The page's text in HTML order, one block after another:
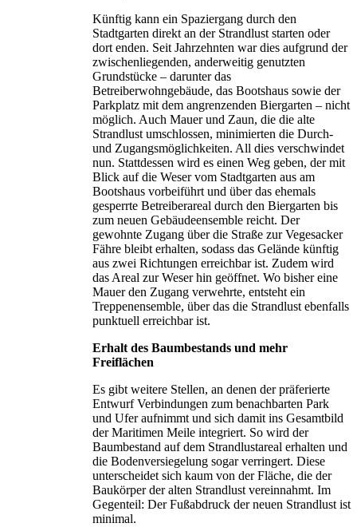
Künftig kann ein Spaziergang durch den
Stadtgarten direkt an der Strandlust starten oder
dort enden. Seit Jahrzehnten war dies aufgrund der
zwischenliegenden, anderweitig genutzten
Grundstücke – darunter das
Betreiberwohngebäude, das Bootshaus sowie der
Parkplatz mit dem angrenzenden Biergarten – nicht
möglich. Auch Mauer und Zaun, die die alte
Strandlust umschlossen, minimierten die Durch-
und Zugangsmöglichkeiten. All dies verschwindet
nun. Stattdessen wird es einen Weg geben, der mit
Blick auf die Weser vom Stadtgarten aus am
Bootshaus vorbeiführt und über das ehemals
gesperrte Betreiberareal durch den Biergarten bis
zum neuen Gebäudeensemble reicht. Der
gewohnte Zugang über die Straße zur Vegesacker
Fähre bleibt erhalten, sodass das Gelände künftig
aus zwei Richtungen erreichbar ist. Zudem wird
das Areal zur Weser hin geöffnet. Wo bisher eine
Mauer den Zugang verwehrte, entsteht ein
Treppenensemble, über das die Strandlust ebenfalls
punktuell erreichbar ist.
Erhalt des Baumbestands und mehr
Freiflächen
Es gibt weitere Stellen, an denen der präferierte
Entwurf Verbindungen zum benachbarten Park
und Ufer aufnimmt und sich damit ins Gesamtbild
der Maritimen Meile integriert. So wird der
Baumbestand auf dem Strandlustareal erhalten und
die Bodenversiegelung sogar verringert. Diese
unterscheidet sich kaum von der Fläche, die der
Baukörper der alten Strandlust vereinnahmt. Im
Gegenteil: Der Fußabdruck der neuen Strandlust ist
minimal.